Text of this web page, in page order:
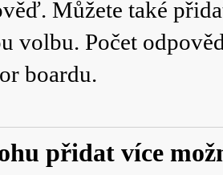
. Můžete také
volbu. Počet
boardu.
přidat více